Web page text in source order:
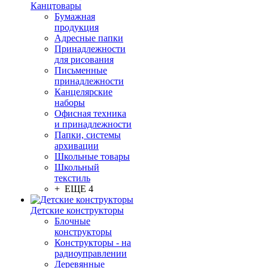
Канцтовары
Бумажная
продукция
Адресные папки
Принадлежности
для рисования
Письменные
принадлежности
Канцелярские
наборы
Офисная техника
и принадлежности
Папки, системы
архивации
Школьные товары
Школьный
текстиль
+ ЕЩЕ 4
Детские конструкторы
Блочные
конструкторы
Конструкторы - на
радиоуправлении
Деревянные